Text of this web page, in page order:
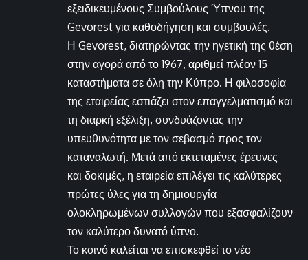
εξειδικευμένους Συμβούλους Ύπνου της
Gevorest για καθοδήγηση και συμβουλές.
Η Gevorest, διατηρώντας την ηγετική της θέση
στην αγορά από το 1967, αριθμεί πλέον 15
καταστήματα σε όλη την Κύπρο. Η φιλοσοφία
της εταιρείας εστιάζει στον επαγγελματισμό και
τη διαρκή εξέλιξη, συνδυάζοντας την
υπευθυνότητα με τον σεβασμό προς τον
καταναλωτή. Μετά από εκτεταμένες έρευνες
και δοκιμές, η εταιρεία επιλέγει τις καλύτερες
πρώτες ύλες για τη δημιουργία
ολοκληρωμένων συλλογών που εξασφαλίζουν
τον καλύτερο δυνατό ύπνο.
Το κοινό καλείται να επισκεφθεί το νέο